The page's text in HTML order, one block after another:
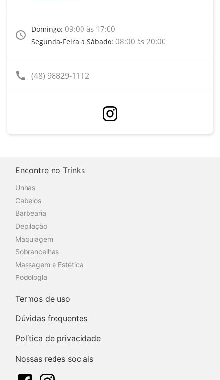
access_time
Domingo: 09:00 às 17:00
Segunda-Feira a Sábado: 08:00 às 20:00
call (48) 98829-1112
Encontre no Trinks
Unhas
Cabelos
Barbearia
Depilação
Maquiagem
Sobrancelhas
Massagem e Estética
Podologia
Termos de uso
Dúvidas frequentes
Política de privacidade
Nossas redes sociais